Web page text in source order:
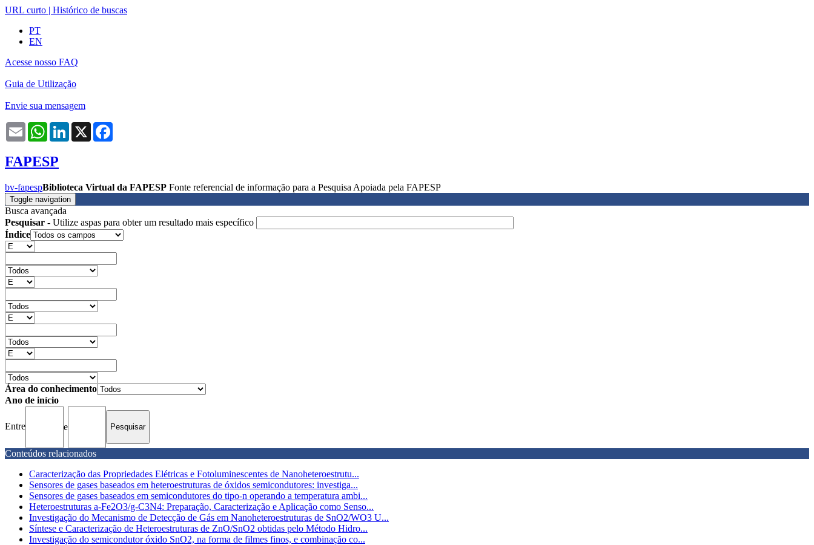
URL curto | Histórico de buscas
PT
EN
Acesse nosso FAQ
Guia de Utilização
Envie sua mensagem
Email WhatsAppLinkedIn
X
FAPESP
bv-fapespBiblioteca Virtual da FAPESP Fonte referencial de informação para a Pesquisa Apoiada pela FAPESP
Toggle navigation
Busca avançada
Pesquisar - Utilize aspas para obter um resultado mais específico
Índice
Área do conhecimento
Ano de início
Entre e
Conteúdos relacionados
Caracterização das Propriedades Elétricas e Fotoluminescentes de Nanoheteroestrutu...
Sensores de gases baseados em heteroestruturas de óxidos semicondutores: investiga...
Sensores de gases baseados em semicondutores do tipo-n operando a temperatura ambi...
Heteroestruturas a-Fe2O3/g-C3N4: Preparação, Caracterização e Aplicação como Senso...
Investigação do Mecanismo de Detecção de Gás em Nanoheteroestruturas de SnO2/WO3 U...
Síntese e Caracterização de Heteroestruturas de ZnO/SnO2 obtidas pelo Método Hidro...
Investigação do semicondutor óxido SnO2, na forma de filmes finos, e combinação co...